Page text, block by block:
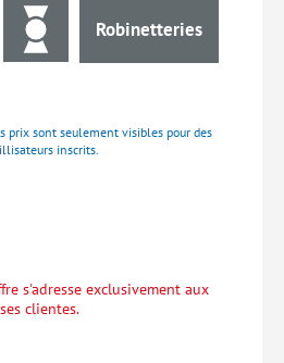
Robinetteries
prix sont seulement visibles pour des
inscrits.
s'adresse exclusivement aux
clientes.